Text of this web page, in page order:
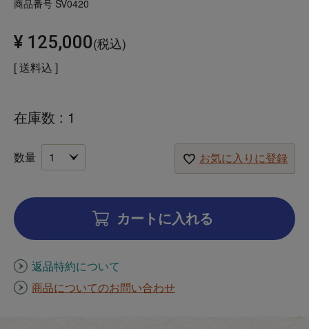
商品番号 SV0420
¥ 125,000 税込
送料込
在庫数 1
お気に入りに登録
カートに入れる
返品特約について
商品についてのお問い合わせ